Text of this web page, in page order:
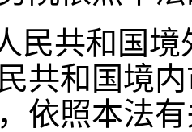
民共和国
共和国境
依照本法